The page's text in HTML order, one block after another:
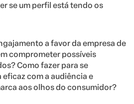
se um perfil está tendo os
a favor da empresa de
comprometer possíveis
Como fazer para se
com a audiência e
aos olhos do consumidor?